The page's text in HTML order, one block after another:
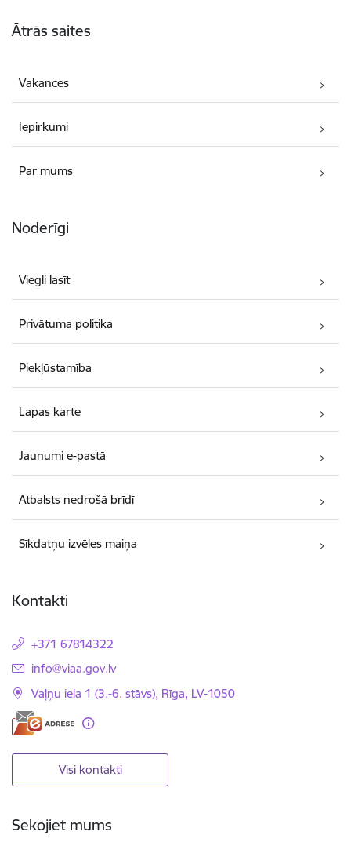
Ātrās saites
Vakances
Iepirkumi
Par mums
Noderīgi
Viegli lasīt
Privātuma politika
Piekļūstamība
Lapas karte
Jaunumi e-pastā
Atbalsts nedrošā brīdī
Sīkdatņu izvēles maiņa
Kontakti
+371 67814322
E-pasts:
info@viaa.gov.lv
Vaļņu iela 1 (3.-6. stāvs), Rīga, LV-1050
Visi kontakti
Sekojiet mums